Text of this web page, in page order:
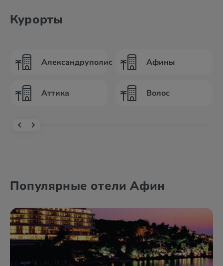
Курорты
Александруполис
Аттика
Афины
Волос
Популярные отели Афин